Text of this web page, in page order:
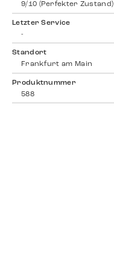
9/10 (Perfekter Zustand)
Letzter Service
-
Standort
Frankfurt am Main
Produktnummer
588